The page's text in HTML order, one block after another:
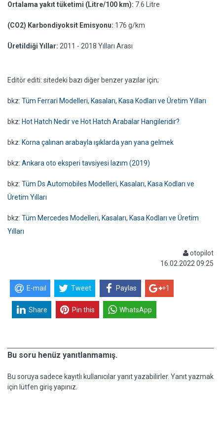
Ortalama yakıt tüketimi (Litre/100 km): 7.6 Litre
(CO2) Karbondiyoksit Emisyonu: 176 g/km
Üretildiği Yıllar: 2011 - 2018 Yılları Arası
Editör editi: sitedeki bazı diğer benzer yazılar için;
bkz: Tüm Ferrari Modelleri, Kasaları, Kasa Kodları ve Üretim Yılları
bkz: Hot Hatch Nedir ve Hot Hatch Arabalar Hangileridir?
bkz: Korna çalınan arabayla ışıklarda yan yana gelmek
bkz: Ankara oto eksperi tavsiyesi lazım (2019)
bkz: Tüm Ds Automobiles Modelleri, Kasaları, Kasa Kodları ve
Üretim Yılları
bkz: Tüm Mercedes Modelleri, Kasaları, Kasa Kodları ve Üretim
Yılları
otopilot
16.02.2022 09:25
E-mail Tweet Paylas +1
Share Pin this WhatsApp
Bu soru henüz yanıtlanmamış.
Bu soruya sadece kayıtlı kullanıcılar yanıt yazabilirler. Yanıt yazmak
için lütfen giriş yapınız.